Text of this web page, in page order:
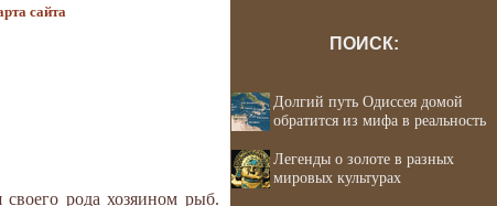
сайта
рода хозяином рыб.
ПОИСК:
Долгий путь Одиссея домой
обратится из мифа в реальность
Легенды о золоте в разных
мировых культурах